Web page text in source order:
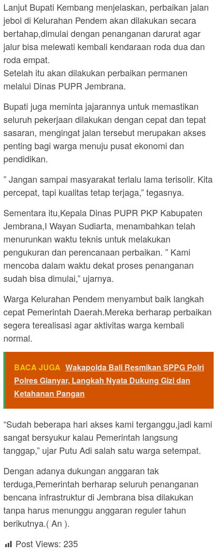
Lanjut Bupati Kembang menjelaskan, perbaikan jalan
jebol di Kelurahan Pendem akan dilakukan secara
bertahap,dimulai dengan penanganan darurat agar
jalur bisa melewati kembali kendaraan roda dua dan
roda empat.
Setelah itu akan dilakukan perbaikan permanen
melalui Dinas PUPR Jembrana.
Bupati juga meminta jajarannya untuk memastikan
seluruh pekerjaan dilakukan dengan cepat dan tepat
sasaran, mengingat jalan tersebut merupakan akses
penting bagi warga menuju pusat ekonomi dan
pendidikan.
” Jangan sampai masyarakat terlalu lama terisolir. Kita
percepat, tapi kualitas tetap terjaga,” tegasnya.
Sementara itu,Kepala Dinas PUPR PKP Kabupaten
Jembrana,I Wayan Sudiarta, menambahkan telah
menurunkan waktu teknis untuk melakukan
pengukuran dan perencanaan perbaikan. ” Kami
mencoba dalam waktu dekat proses penanganan
sudah bisa dimulai,” ujarnya.
Warga Kelurahan Pendem menyambut baik langkah
cepat Pemerintah Daerah.Mereka berharap perbaikan
segera terealisasi agar aktivitas warga kembali
normal.
BACA JUGA Wakapolda Bali Resmikan SPPG Polri
Polres Gianyar, Langkah Nyata Dukung Gizi dan
Ketahanan Pangan
“Sudah beberapa hari akses kami terganggu,jadi kami
sangat bersyukur kalau Pemerintah langsung
tanggap,” ujar Putu Adi salah satu warga setempat.
Dengan adanya dukungan anggaran tak
terduga,Pemerintah berharap seluruh penanganan
bencana infrastruktur di Jembrana bisa dilakukan
tanpa harus menunggu anggaran reguler tahun
berikutnya.( An ).
Post Views: 235